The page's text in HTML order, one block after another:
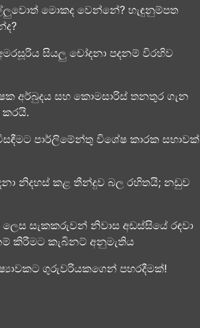
මොකද වෙන්නේ? හැඳුනුම්පත
සියලු චෝදනා පදනම් විරහිව
අර්බුදය සහ කොමසාරිස් තනතුර ගැන
කරයි.
පාර්ලිමේන්තු විශේෂ කාරක සභාවක්
නිදහස් කළ තීන්දුව බල රහිතයි; නඩුව
සැකකරුවන් නිවාස අඩස්සියේ රඳවා
කිරීමට කැබිනට් අනුමැතිය
ගුරුවරියකගෙන් පහරදීමක්!